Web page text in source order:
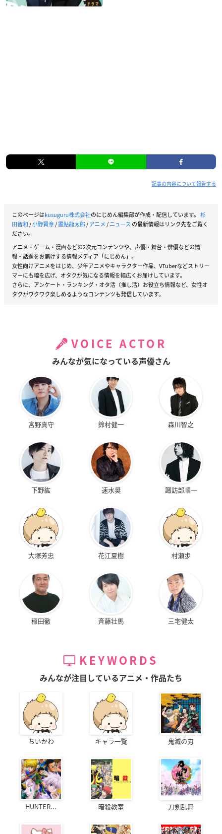
記事の内容について報告する
このページはkusuguru株式会社のにじめん編集部が作成・配信しています。 杉
田智和/小野賢章/置鮎龍太郎/アニメ/ニュース の最新情報はリンク先をご覧く
ださい。
アニメ・ゲーム・漫画などの2次元コンテンツや、声優・舞台・俳優などの情
報・話題をお届けする情報メディア「にじめん」。
女性向けアニメをはじめ、少年アニメやキャラクター作品、VTuberなどストリー
マーにも幅を広げ、オタクが気になる情報を幅広くお届けしています。
さらに、アンケート・ランキング・オタ活（推し活）お役立ち情報など、女性オ
タクがワクワク楽しめるようなコンテンツも発信しています。
VOICE ACTOR
みんなが気になっている声優さん
宮野真守 鈴村健一 森川智之
下野紘 速水奨 諏訪部順一
大塚芳忠 花江夏樹 村瀬歩
稲田徹 斉藤壮馬 三宅健太
KEYWORDS
みんなが注目しているアニメ・作品たち
ちいかわ キャラ一覧 鬼滅の刃
HUNTER... 暗殺教室 刀剣乱舞